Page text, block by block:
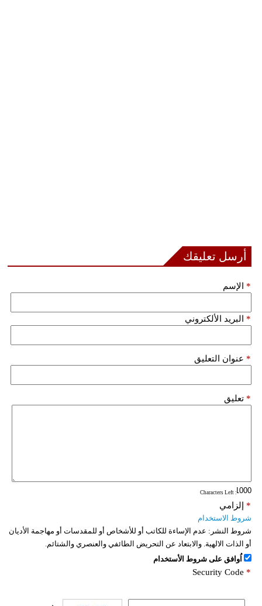
أرسل تعليقك
الإسم *
البريد الألكتروني *
عنوان التعليق *
تعليق *
: Characters Left
إلزامي *
شروط الاستخدام
شروط النشر: عدم الإساءة للكاتب أو للأشخاص أو للمقدسات أو مهاجمة الأديان
أو الذات الالهية. والابتعاد عن التحريض الطائفي والعنصري والشتائم.
اُوافق على شروط الأستخدام
Security Code *